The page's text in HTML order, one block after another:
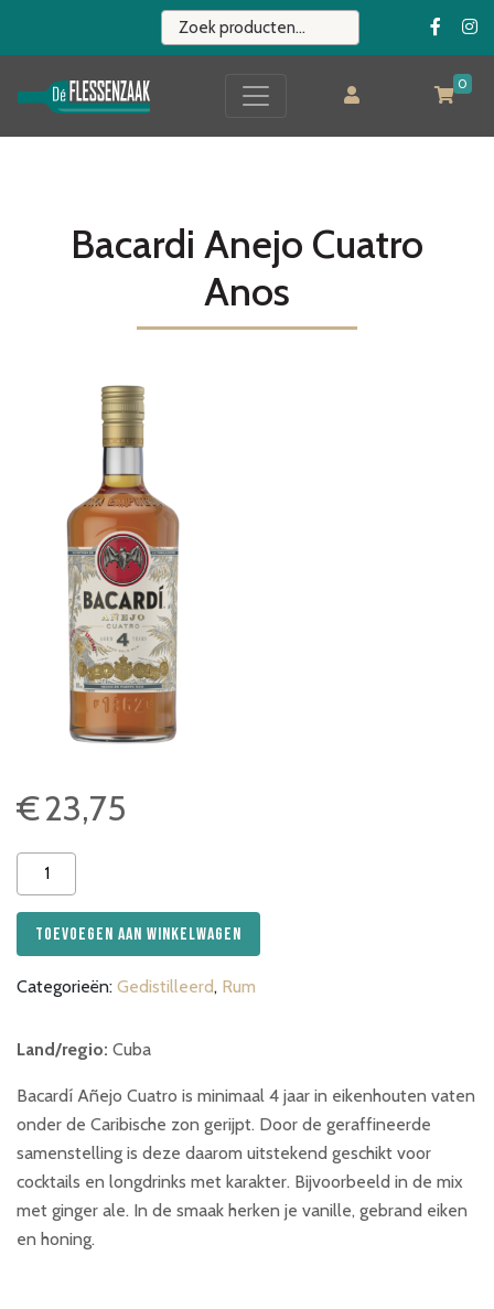
0
Bacardi Anejo Cuatro
Anos
€23,75
Bacardi
Anejo
Cuatro
Anos
Toevoegen aan winkelwagen
Categorieën: Gedistilleerd, Rum
Land/regio: Cuba
Bacardí Añejo Cuatro is minimaal 4 jaar in eikenhouten vaten
onder de Caribische zon gerijpt. Door de geraffineerde
samenstelling is deze daarom uitstekend geschikt voor
cocktails en longdrinks met karakter. Bijvoorbeeld in de mix
met ginger ale. In de smaak herken je vanille, gebrand eiken
en honing.